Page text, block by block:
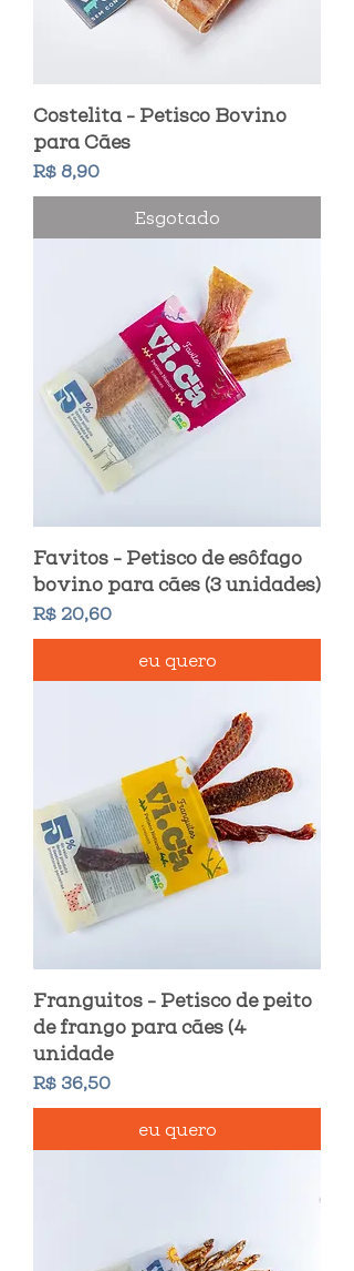
Costelita - Petisco Bovino
para Cães
Preço
R$ 8,90
Esgotado
Favitos - Petisco de esôfago
bovino para cães (3 unidades)
Preço
R$ 20,60
eu quero
Franguitos - Petisco de peito
de frango para cães (4
unidade
Preço
R$ 36,50
eu quero